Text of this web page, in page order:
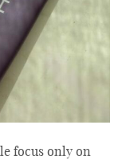
focus only on